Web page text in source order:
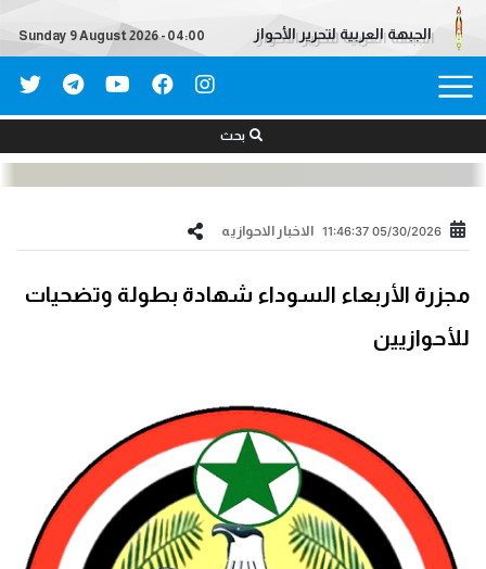
الجبهة العربية لتحرير الأحواز Sunday 9 August 2026 - 04:00
بحث
05/30/2026 11:46:37 الاخبار الاحوازیه
مجزرة الأربعاء السوداء شهادة بطولة وتضحيات
للأحوازيين